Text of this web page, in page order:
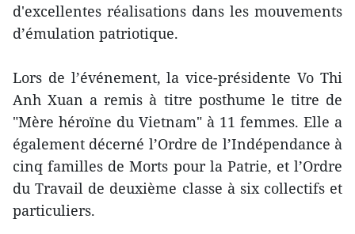
d'excellentes réalisations dans les mouvements
d’émulation patriotique.
Lors de l’événement, la vice-présidente Vo Thi
Anh Xuan a remis à titre posthume le titre de
"Mère héroïne du Vietnam" à 11 femmes. Elle a
également décerné l’Ordre de l’Indépendance à
cinq familles de Morts pour la Patrie, et l’Ordre
du Travail de deuxième classe à six collectifs et
particuliers.